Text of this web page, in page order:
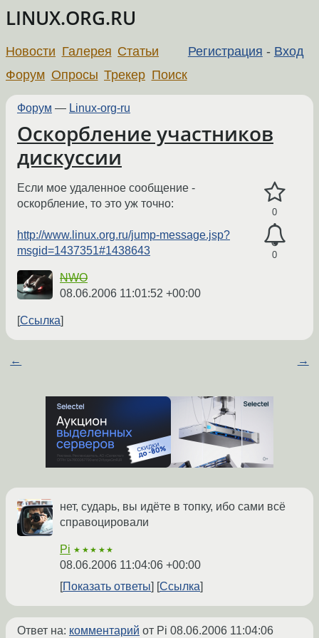
LINUX.ORG.RU
Регистрация - Вход
Новости Галерея Статьи
Форум Опросы Трекер Поиск
Форум — Linux-org-ru
Оскорбление участников
дискуссии
0
0
Если мое удаленное сообщение -
оскорбление, то это уж точно:
http://www.linux.org.ru/jump-message.jsp?
msgid=1437351#1438643
NWO
08.06.2006 11:01:52 +00:00
Ссылка
← →
нет, сударь, вы идёте в топку, ибо сами всё
справоцировали
Pi ★★★★★
08.06.2006 11:04:06 +00:00
Показать ответы
Ссылка
Ответ на: комментарий от Pi 08.06.2006 11:04:06